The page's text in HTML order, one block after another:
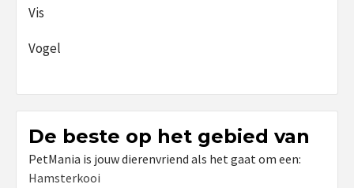
Vis
Vogel
De beste op het gebied van
PetMania is jouw dierenvriend als het gaat om een:
Hamsterkooi